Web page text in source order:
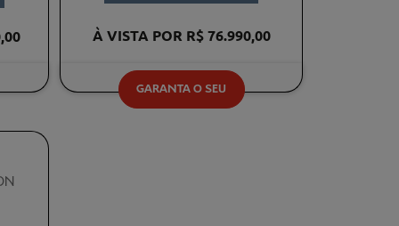
À VISTA POR R$ 76.990,00
GARANTA O SEU